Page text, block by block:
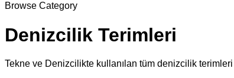
Browse Category
Denizcilik Terimleri
Tekne ve Denizcilikte kullanılan tüm denizcilik